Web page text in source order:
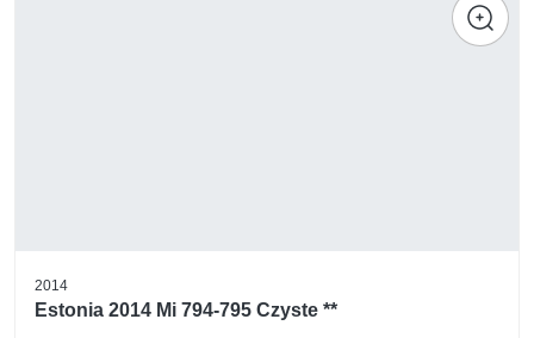
2014
Estonia 2014 Mi 794-795 Czyste **